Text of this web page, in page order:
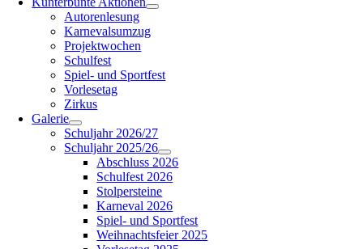
Autorenlesung
Karnevalsumzug
Projektwochen
Schulfest
Spiel- und Sportfest
Vorlesetag
Zirkus
Galerie
Schuljahr 2026/27
Schuljahr 2025/26
Abschluss 2026
Schulfest 2026
Stolpersteine
Karneval 2026
Spiel- und Sportfest
Weihnachtsfeier 2025